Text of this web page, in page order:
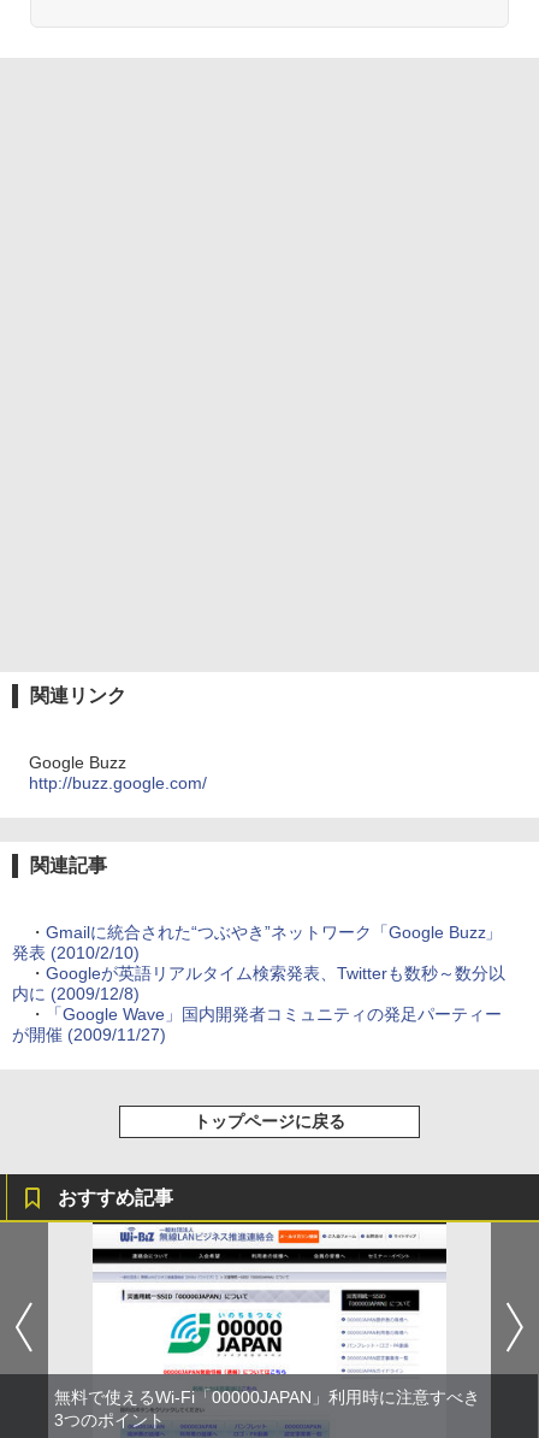
関連リンク
Google Buzz
http://buzz.google.com/
関連記事
・ Gmailに統合された“つぶやき”ネットワーク「Google Buzz」
発表 (2010/2/10)
・ Googleが英語リアルタイム検索発表、Twitterも数秒～数分以
内に (2009/12/8)
・
「Google Wave」国内開発者コミュニティの発足パーティー
が開催 (2009/11/27)
トップページに戻る
おすすめ記事
無料で使えるWi-Fi「00000JAPAN」利用時に注意すべき
3つのポイント